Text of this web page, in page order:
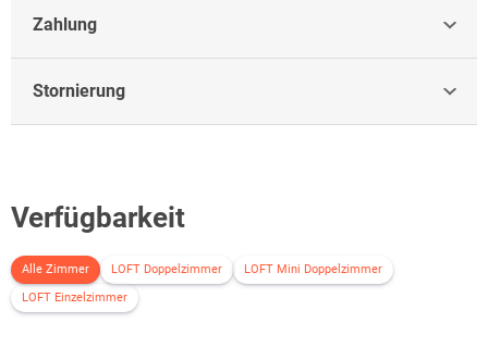
Und einige Schritte weiter...
- das Willinger Brauhaus - den Bahnhof - die Glasbläserei - den
Wanderweg zur Sprungschanze - die erste Kneipenkirche in Willingen -
Ausflug zu den Bruchhauser Steinen -
Zahlung
Stornierung
Verfügbarkeit
Alle Zimmer LOFT Doppelzimmer
LOFT Mini Doppelzimmer
LOFT Einzelzimmer